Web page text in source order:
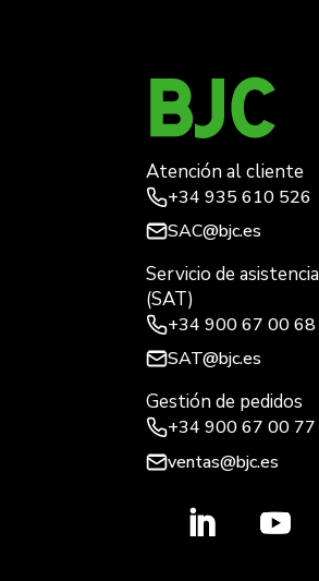
Atención al cliente
+34935 610 526
SAC@bjc.es
Servicio de
(SAT)
+34900 67 00 68
SAT@bjc.es
Gestión de pedidos
+34 900 67 00 77
ventas@bjc.es